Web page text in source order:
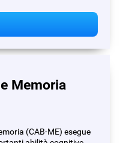
Memoria
(CAB-ME) esegue